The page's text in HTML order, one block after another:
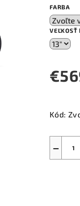
FARBA
VEĽKOSŤ
cena:
Kód:
−